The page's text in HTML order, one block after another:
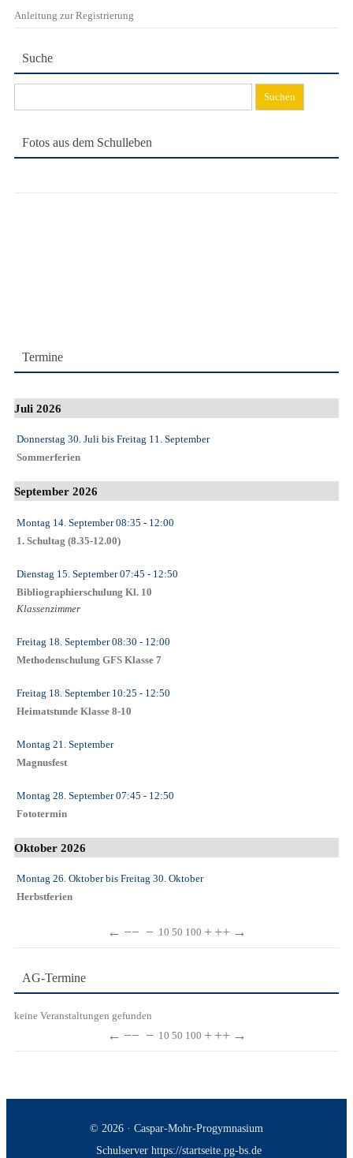
Anleitung zur Registrierung
Suche
nach:
Fotos aus dem Schulleben
Termine
Juli 2026
Donnerstag 30. Juli bis Freitag 11. September
Sommerferien
September 2026
Montag 14. September08:35 - 12:00
1. Schultag (8.35-12.00)
Dienstag 15. September07:45 - 12:50
Bibliographierschulung Kl. 10
Klassenzimmer
Freitag 18. September08:30 - 12:00
Methodenschulung GFS Klasse 7
Freitag 18. September10:25 - 12:50
Heimatstunde Klasse 8-10
Montag 21. September
Magnusfest
Montag 28. September07:45 - 12:50
Fototermin
Oktober 2026
Montag 26. Oktoberbis Freitag 30. Oktober
Herbstferien
← −− − 10 50 100 + ++ →
AG-Termine
keine Veranstaltungen gefunden
← −− − 10 50 100 + ++ →
© 2026 · Caspar-Mohr-Progymnasium
Schulserver https://startseite.pg-bs.de